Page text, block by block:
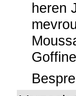
heren